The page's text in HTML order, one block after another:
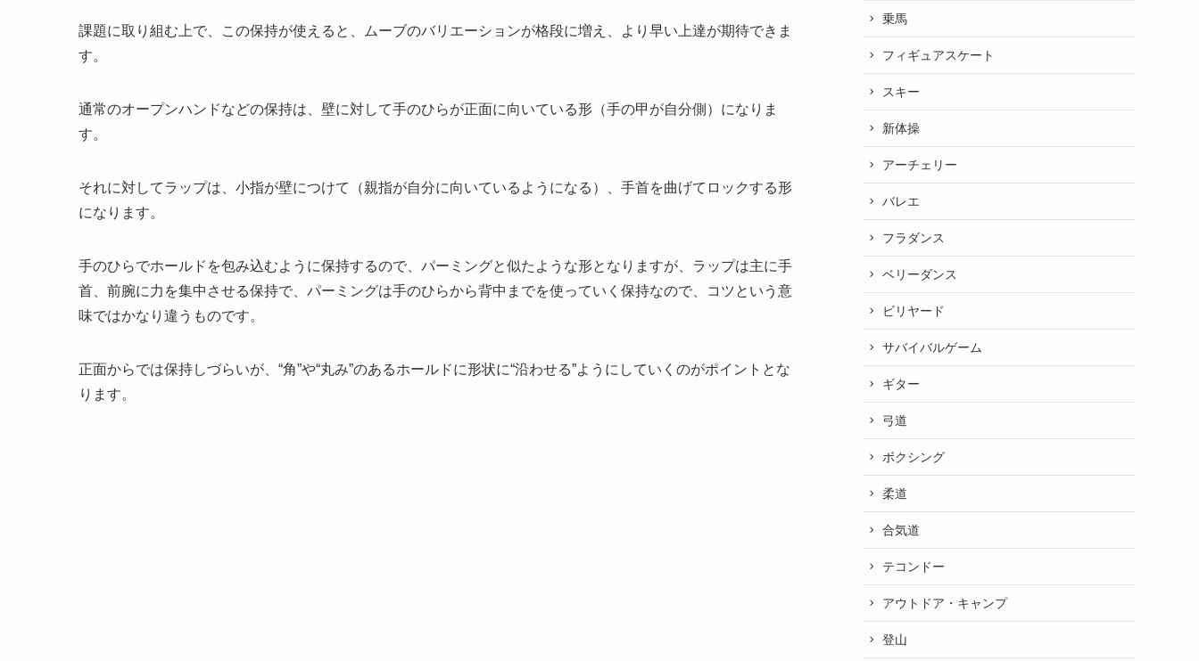
課題に取り組む上で、この保持が使えると、ムーブのバリエーションが格段に増え、より早い上達が期待できま
す。
通常のオープンハンドなどの保持は、壁に対して手のひらが正面に向いている形（手の甲が自分側）になりま
す。
それに対してラップは、小指が壁につけて（親指が自分に向いているようになる）、手首を曲げてロックする形
になります。
手のひらでホールドを包み込むように保持するので、パーミングと似たような形となりますが、ラップは主に手
首、前腕に力を集中させる保持で、パーミングは手のひらから背中までを使っていく保持なので、コツという意
味ではかなり違うものです。
正面からでは保持しづらいが、“角”や“丸み”のあるホールドに形状に“沿わせる”ようにしていくのがポイントとな
ります。
乗馬
フィギュアスケート
スキー
新体操
アーチェリー
バレエ
フラダンス
ベリーダンス
ビリヤード
サバイバルゲーム
ギター
弓道
ボクシング
柔道
合気道
テコンドー
アウトドア・キャンプ
登山